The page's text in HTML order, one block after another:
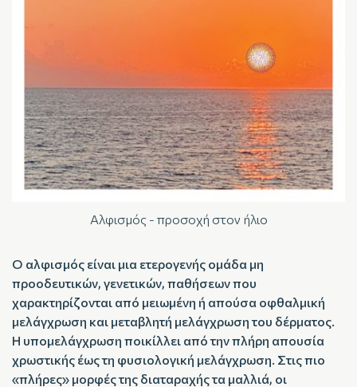
Αλφισμός - προσοχή στον ήλιο
Ο αλφισμός είναι μια ετερογενής ομάδα μη
προοδευτικών, γενετικών, παθήσεων που
χαρακτηρίζονται από μειωμένη ή απούσα οφθαλμική
μελάγχρωση και μεταβλητή μελάγχρωση του δέρματος.
Η υπομελάγχρωση ποικίλλει από την πλήρη απουσία
χρωστικής έως τη φυσιολογική μελάγχρωση. Στις πιο
«πλήρες» μορφές της διαταραχής τα μαλλιά, οι